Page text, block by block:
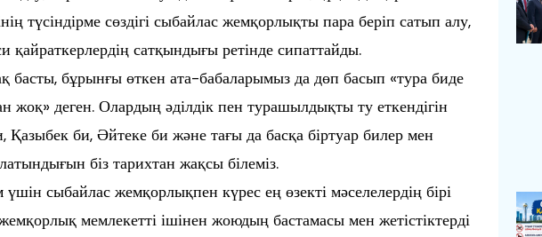
түсіндірме сөздігі сыбайлас жемқорлықты пара беріп сатып алу,
қайраткерлердің сатқындығы ретінде сипаттайды.
басты, бұрынғы өткен ата-бабаларымыз да дөп басып «тура биде
жоқ» деген. Олардың әділдік пен турашылдықты ту еткендігін
Қазыбек би, Әйтеке би және тағы да басқа біртуар билер мен
біз тарихтан жақсы білеміз.
үшін сыбайлас жемқорлықпен күрес ең өзекті мәселелердің бірі
мемлекетті ішінен жоюдың бастамасы мен жетістіктерді